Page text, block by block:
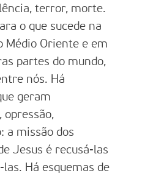
terror, morte.
o que sucede na
Médio Oriente e em
partes do mundo,
nós. Há
geram
opressão,
a missão dos
Jesus é recusá-las
las. Há esquemas de